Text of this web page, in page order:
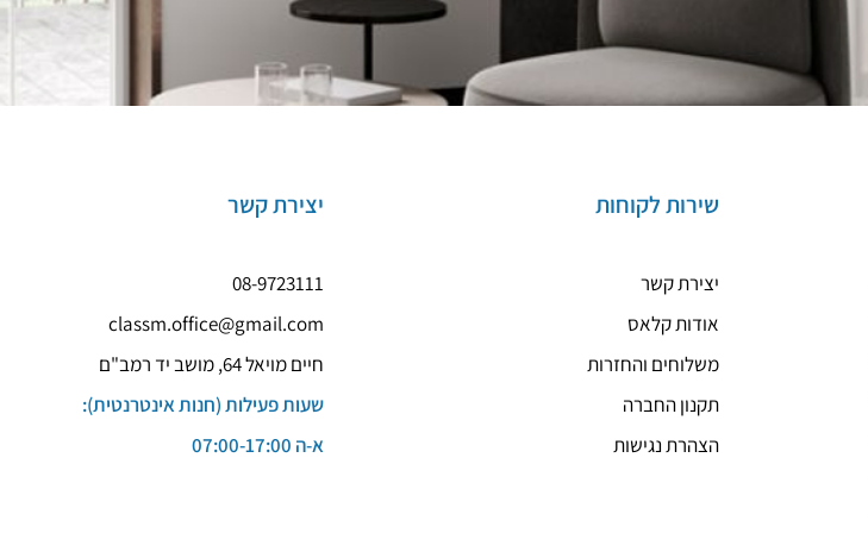
יצירת קשר
08-9723111
classm.office@gmail.com
חיים מויאל 64, מושב יד רמב"ם
שעות פעילות (חנות אינטרנטית):
א-ה 07:00-17:00
שירות לקוחות
יצירת קשר
אודות קלאס
משלוחים והחזרות
תקנון החברה
הצהרת נגישות